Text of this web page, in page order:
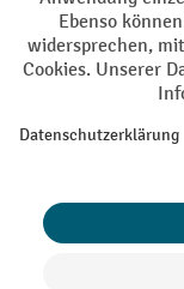
Alle Preise exkl.
¹ Der Rabatt gilt so
oder Gutscheinen ist
eingelöst werden. Die
Produktkategorie und
Heben | 7% auf